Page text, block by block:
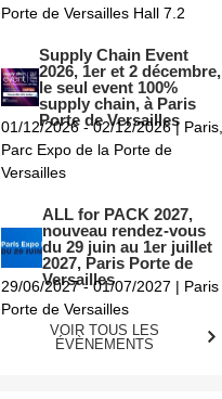
Porte de Versailles Hall 7.2
Supply Chain Event
2026, 1er et 2 décembre,
le seul event 100%
supply chain, à Paris
Porte de Versailles
01/12/2026 - 02/12/2026 | Paris,
Parc Expo de la Porte de
Versailles
ALL for PACK 2027,
nouveau rendez-vous
du 29 juin au 1er juillet
2027, Paris Porte de
Versailles
29/06/2027 - 01/07/2027 | Paris
Porte de Versailles
VOIR TOUS LES
ÉVÈNEMENTS